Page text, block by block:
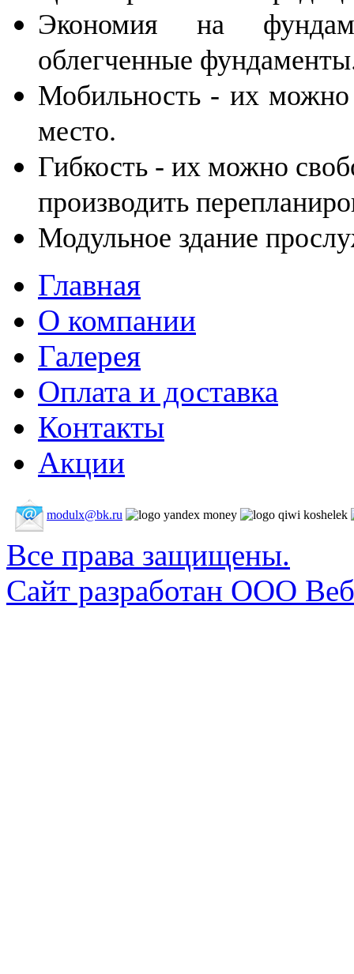
Экономия на
облегченные
Мобильность - их можно
место.
Гибкость - их можно
производить
Модульное здание
Главная
О компании
Галерея
Оплата и доставка
Контакты
Акции
modulx@bk.ru
Все права защищены.
Сайт разработан ООО